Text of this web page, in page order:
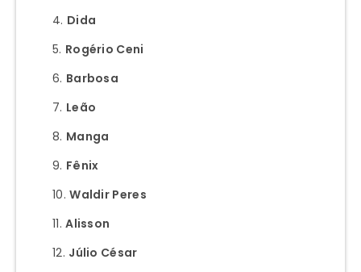
Dida
Rogério Ceni
Barbosa
Leão
Manga
Fênix
Waldir Peres
Alisson
Júlio César